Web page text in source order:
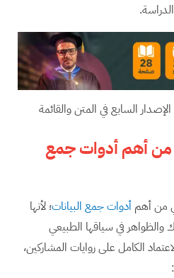
من أهم أدوات جمع
من أهم أدوات جمع البيانات؛ لأنها
في سياقها الطبيعي
الكامل على روايات المشاركين،